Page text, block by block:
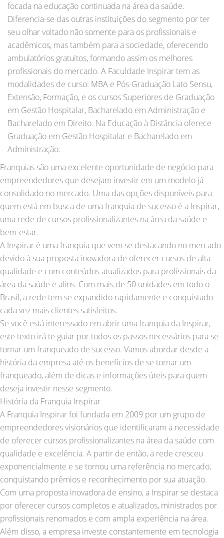
focada na educação continuada na área da saúde.
Diferencia-se das outras instituições do segmento por ter
seu olhar voltado não somente para os profissionais e
acadêmicos, mas também para a sociedade, oferecendo
ambulatórios gratuitos, formando assim os melhores
profissionais do mercado. A Faculdade Inspirar tem as
modalidades de curso: MBA e Pós-Graduação Lato Sensu,
Extensão, Formação, e os cursos Superiores de Graduação
em Gestão Hospitalar, Bacharelado em Administração e
Bacharelado em Direito. Na Educação à Distância oferece
Graduação em Gestão Hospitalar e Bacharelado em
Administração.
Franquias são uma excelente oportunidade de negócio para
empreendedores que desejam investir em um modelo já
consolidado no mercado. Uma das opções disponíveis para
quem está em busca de uma franquia de sucesso é a Inspirar,
uma rede de cursos profissionalizantes na área da saúde e
bem-estar.
A Inspirar é uma franquia que vem se destacando no mercado
devido à sua proposta inovadora de oferecer cursos de alta
qualidade e com conteúdos atualizados para profissionais da
área da saúde e afins. Com mais de 50 unidades em todo o
Brasil, a rede tem se expandido rapidamente e conquistado
cada vez mais clientes satisfeitos.
Se você está interessado em abrir uma franquia da Inspirar,
este texto irá te guiar por todos os passos necessários para se
tornar um franqueado de sucesso. Vamos abordar desde a
história da empresa até os benefícios de se tornar um
franqueado, além de dicas e informações úteis para quem
deseja investir nesse segmento.
História da Franquia Inspirar
A Franquia Inspirar foi fundada em 2009 por um grupo de
empreendedores visionários que identificaram a necessidade
de oferecer cursos profissionalizantes na área da saúde com
qualidade e excelência. A partir de então, a rede cresceu
exponencialmente e se tornou uma referência no mercado,
conquistando prêmios e reconhecimento por sua atuação.
Com uma proposta inovadora de ensino, a Inspirar se destaca
por oferecer cursos completos e atualizados, ministrados por
profissionais renomados e com ampla experiência na área.
Além disso, a empresa investe constantemente em tecnologia